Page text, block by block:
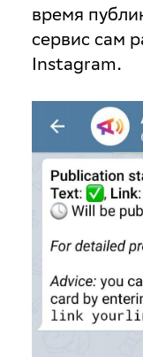
время
сервис сам
Instagram.